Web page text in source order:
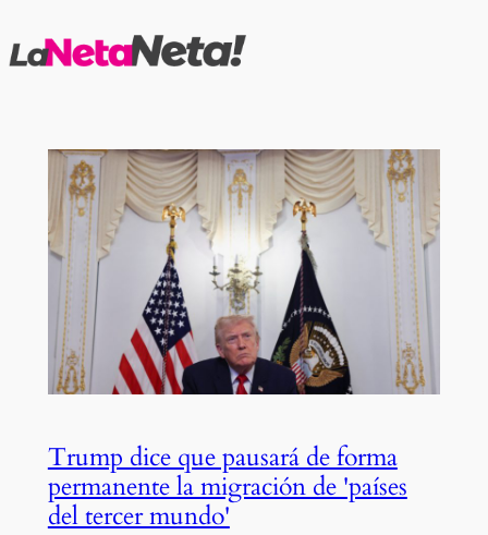
al
Trump dice que pausará de forma
permanente la migración de 'países
del tercer mundo'